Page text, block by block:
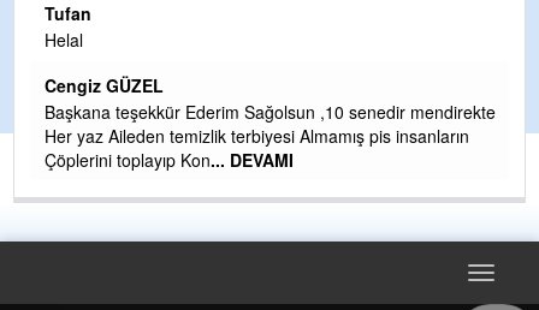
Tufan
Helal
Cengiz GÜZEL
Başkana teşekkür Ederim Sağolsun ,10 senedir mendirekte
Her yaz Aileden temizlik terbiyesi Almamış pis insanların
Çöplerini toplayıp Kon... DEVAMI
Toggle